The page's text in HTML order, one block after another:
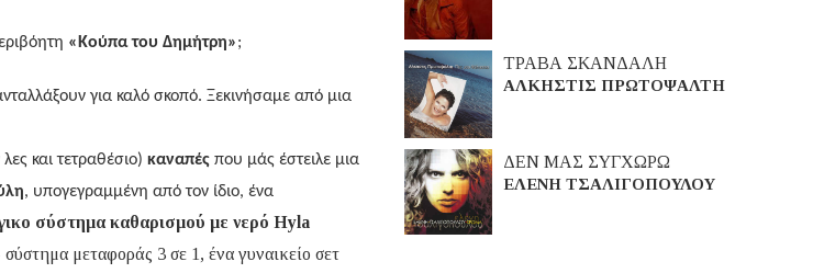
«Κούπα του Δημήτρη»;
για καλό σκοπό. Ξεκινήσαμε από μια
και τετραθέσιο) καναπές που μάς έστειλε μια
, υπογεγραμμένη από τον ίδιο, ένα
σύστημα καθαρισμού με νερό Hyla
μεταφοράς 3 σε 1, ένα γυναικείο σετ
ΤΡΑΒΑ ΣΚΑΝΔΑΛΗ
ΑΛΚΗΣΤΙΣ ΠΡΩΤΟΨΑΛΤΗ
ΔΕΝ ΜΑΣ ΣΥΓΧΩΡΩ
ΕΛΕΝΗ ΤΣΑΛΙΓΟΠΟΥΛΟΥ